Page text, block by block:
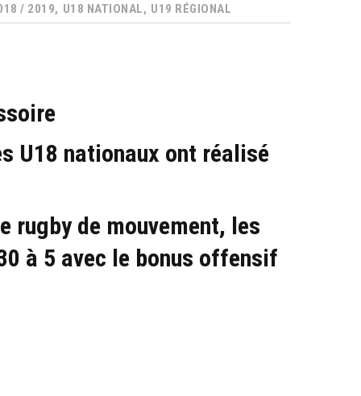
/ 2019, U18 NATIONAL, U19 RÉGIONAL
U18 nationaux ont réalisé
rugby de mouvement, les
à 5 avec le bonus offensif